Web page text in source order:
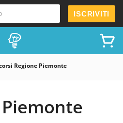
ISCRIVITI
Regione Piemonte